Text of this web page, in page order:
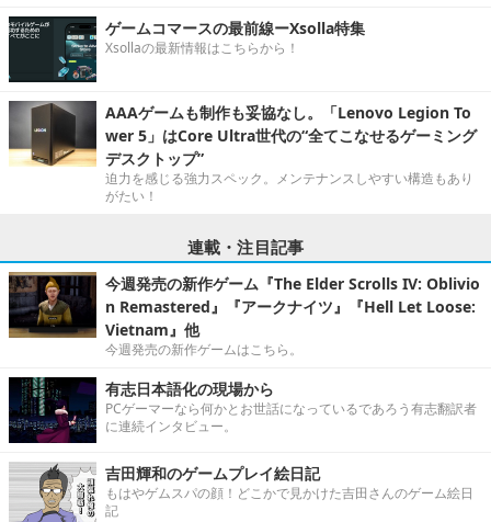
ゲームコマースの最前線ーXsolla特集
Xsollaの最新情報はこちらから！
AAAゲームも制作も妥協なし。「Lenovo Legion To
wer 5」はCore Ultra世代の“全てこなせるゲーミング
デスクトップ”
迫力を感じる強力スペック。メンテナンスしやすい構造もあり
がたい！
連載・注目記事
今週発売の新作ゲーム『The Elder Scrolls IV: Oblivio
n Remastered』『アークナイツ』『Hell Let Loose:
Vietnam』他
今週発売の新作ゲームはこちら。
有志日本語化の現場から
PCゲーマーなら何かとお世話になっているであろう有志翻訳者
に連続インタビュー。
吉田輝和のゲームプレイ絵日記
もはやゲムスパの顔！どこかで見かけた吉田さんのゲーム絵日
記